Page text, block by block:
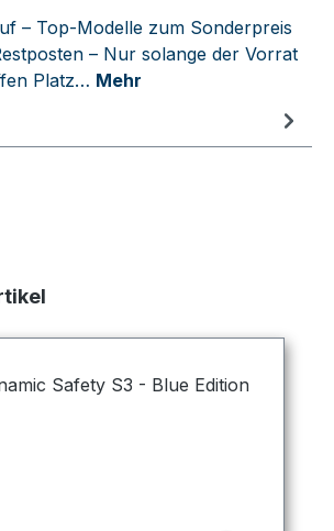
– Top-Modelle zum Sonderpreis
– Nur solange der Vorrat
Platz… Mehr